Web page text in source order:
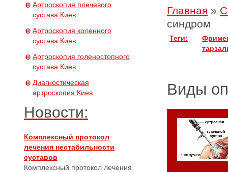
Артроскопия плечевого
сустава Киев
Артроскопия коленного
сустава Киев
Артроскопия голеностопного
сустава Киев
Диагностическая
артроскопия Киев
Новости:
Комплексный протокол
лечения нестабильности
суставов
Комплексный протокол лечения
Главная »
синдром
Теги:
Виды